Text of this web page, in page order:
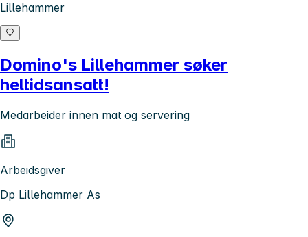
Lillehammer
Domino's Lillehammer søker
heltidsansatt!
Medarbeider innen mat og servering
Arbeidsgiver
Dp Lillehammer As